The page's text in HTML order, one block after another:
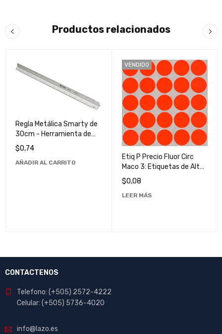
Productos relacionados
Regla Metálica Smarty de
30cm - Herramienta de
Medición Precisa y
Duradera
$0,74
AÑADIR AL CARRITO
VENDIDO
Etiq P Precio Fluor Circ
Maco 3: Etiquetas de Alta
Calidad y Durabilidad
$0,08
LEER MÁS
CONTACTENOS
Telefono: (+505) 2572-4222
Celular: (+505) 5736-4020
info@lazo.es